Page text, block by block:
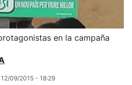
en la campaña
12/09/2015 - 18:29